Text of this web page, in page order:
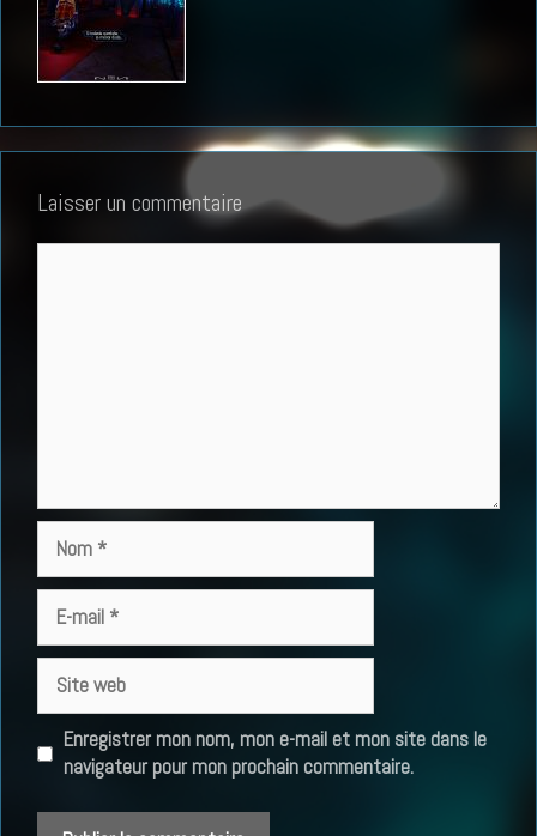
Laisser un commentaire
mail
web
Enregistrer mon nom, mon e-mail et mon site dans le
navigateur pour mon prochain commentaire.